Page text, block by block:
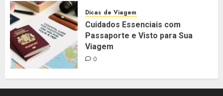
Dicas de Viagem
Cuidados Essenciais com
Passaporte e Visto para Sua
Viagem
0